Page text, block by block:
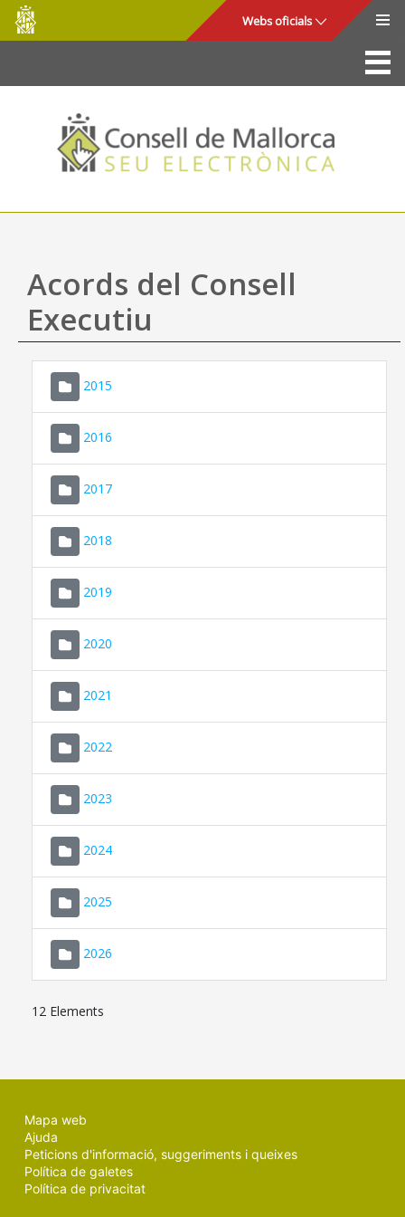
Salta al contingut principal
Consell
de
Mallorca
Webs oficials
La Seu
Consell de Mallorca
Accés i seguretat
Utilitats
Ajuda
Acords del Consell
Executiu
2015
2016
2017
2018
2019
2020
2021
2022
2023
2024
2025
2026
12 Elements
Mapa web
Ajuda
Peticions d'informació, suggeriments i queixes
Política de galetes
Política de privacitat